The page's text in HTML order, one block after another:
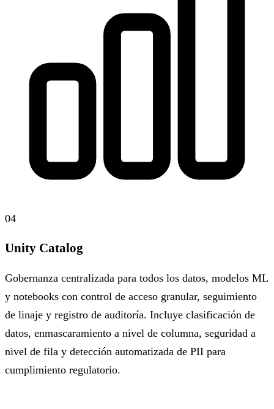
04
Unity Catalog
Gobernanza centralizada para todos los datos, modelos ML
y notebooks con control de acceso granular, seguimiento
de linaje y registro de auditoría. Incluye clasificación de
datos, enmascaramiento a nivel de columna, seguridad a
nivel de fila y detección automatizada de PII para
cumplimiento regulatorio.